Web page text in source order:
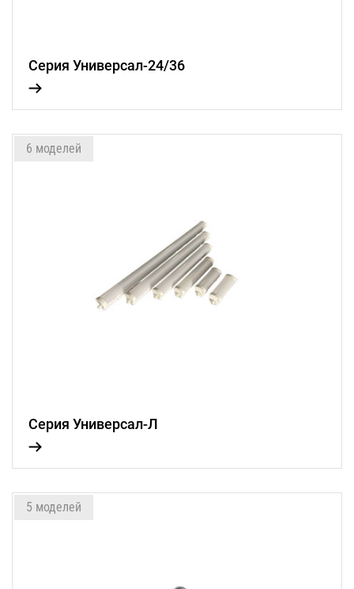
Серия Универсал-24/36
6 моделей
Серия Универсал-Л
5 моделей